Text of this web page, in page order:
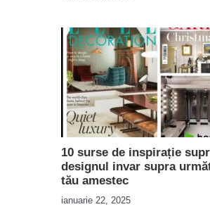
10 surse de inspirație
designul invar supra
tău amestec
ianuarie 22, 2025